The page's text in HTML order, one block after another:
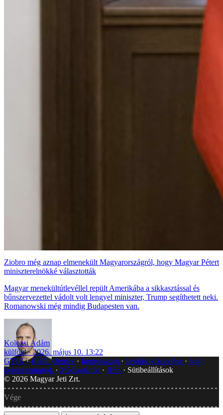
Ziobro még aznap elmenekült Magyarországról, hogy Magyar Pétert
miniszterelnökké választották
Magyar menekültútlevéllel repült Amerikába a sikkasztással és
bűnszervezettel vádolt volt lengyel miniszter, Trump segíthetett neki.
Romanowski még mindig Budapesten van.
Kolozsi Ádám
külföld
2026. május 10. 13:22
GYIK Hibát jelentek Impresszum Javítások kezelése
Jogi
dokumentumok
Médiaajánlat RSS
Sütibeállítások
© 2026 Magyar Jeti Zrt.
Vége